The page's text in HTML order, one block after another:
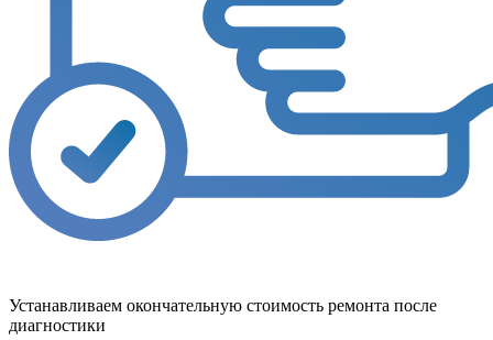
Устанавливаем окончательную стоимость ремонта после
диагностики